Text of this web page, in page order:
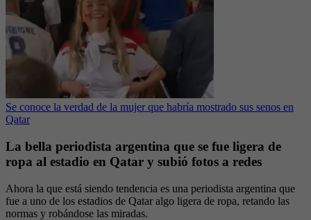
Se conoce la verdad de la mujer que habría mostrado sus senos en
Qatar
La bella periodista argentina que se fue ligera de
ropa al estadio en Qatar y subió fotos a redes
Ahora la que está siendo tendencia es una periodista argentina que
fue a uno de los estadios de Qatar algo ligera de ropa, retando las
normas y robándose las miradas.